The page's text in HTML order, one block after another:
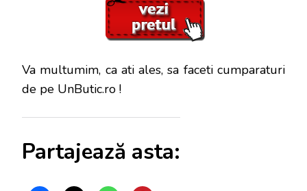
Va multumim, ca ati ales, sa faceti cumparaturi
de pe UnButic.ro !
Partajează asta: